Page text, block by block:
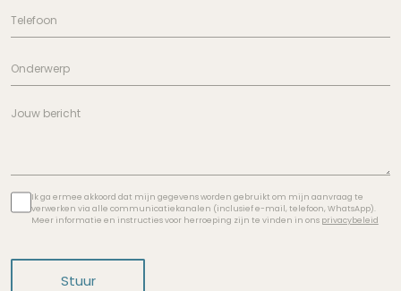
Ik ga ermee akkoord dat mijn gegevens worden gebruikt om mijn aanvraag te
verwerken via alle communicatiekanalen (inclusief e-mail, telefoon, WhatsApp).
Meer informatie en instructies voor herroeping zijn te vinden in ons privacybeleid
Stuur